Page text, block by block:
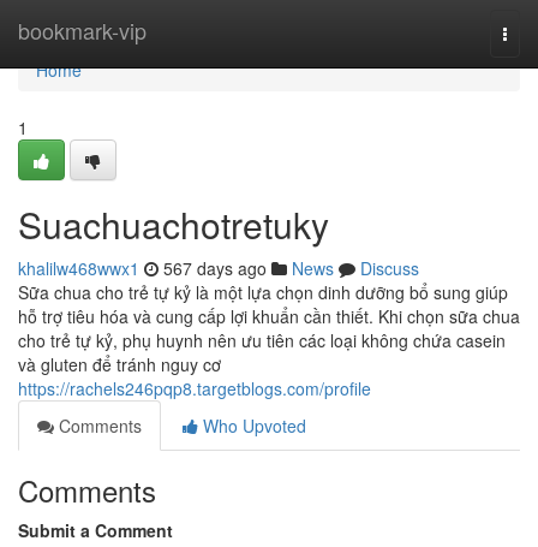
bookmark-vip
Home
Home
1
Suachuachotretuky
khalilw468wwx1 567 days ago News
Discuss
Sữa chua cho trẻ tự kỷ là một lựa chọn dinh dưỡng bổ sung giúp
hỗ trợ tiêu hóa và cung cấp lợi khuẩn cần thiết. Khi chọn sữa chua
cho trẻ tự kỷ, phụ huynh nên ưu tiên các loại không chứa casein
và gluten để tránh nguy cơ
https://rachels246pqp8.targetblogs.com/profile
Comments
Who Upvoted
Comments
Submit a Comment